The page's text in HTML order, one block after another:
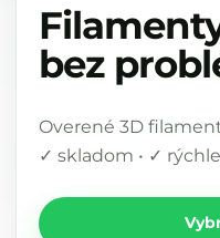
bez
Overené 3D
✓ skladom • ✓